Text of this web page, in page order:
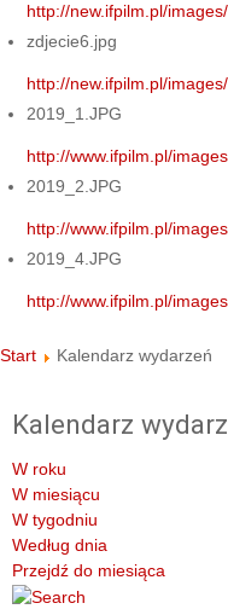
http://new.ifpilm.pl/
zdjecie6.jpg
http://new.ifpilm.pl/
2019_1.JPG
http://www.ifpilm.pl/
2019_2.JPG
http://www.ifpilm.pl/
2019_4.JPG
http://www.ifpilm.pl/
Start Kalendarz wydarzeń
Kalendarz
W roku
W miesiącu
W tygodniu
Według dnia
Przejdź do miesiąca